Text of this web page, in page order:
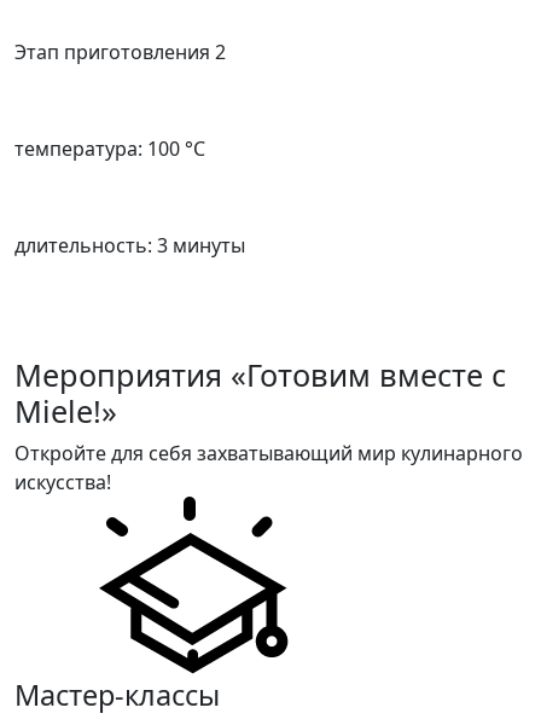
Этап приготовления 2
температура: 100 °C
длительность: 3 минуты
Мероприятия «Готовим вместе с
Miele!»
Откройте для себя захватывающий мир кулинарного
искусства!
Мастер-классы